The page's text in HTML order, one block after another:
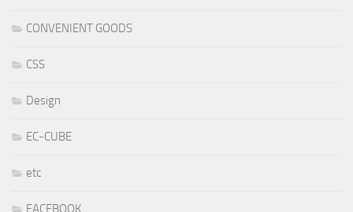
CONVENIENT GOODS
CSS
Design
EC-CUBE
etc
FACEBOOK